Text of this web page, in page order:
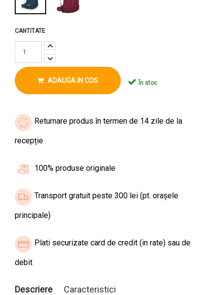
CANTITATE
ADAUGA IN COS În stoc
Returnare produs în termen de 14 zile de la
recepție
100% produse originale
Transport gratuit peste 300 lei (pt. orașele
principale)
Plati securizate card de credit (in rate) sau de
debit
Descriere Caracteristici